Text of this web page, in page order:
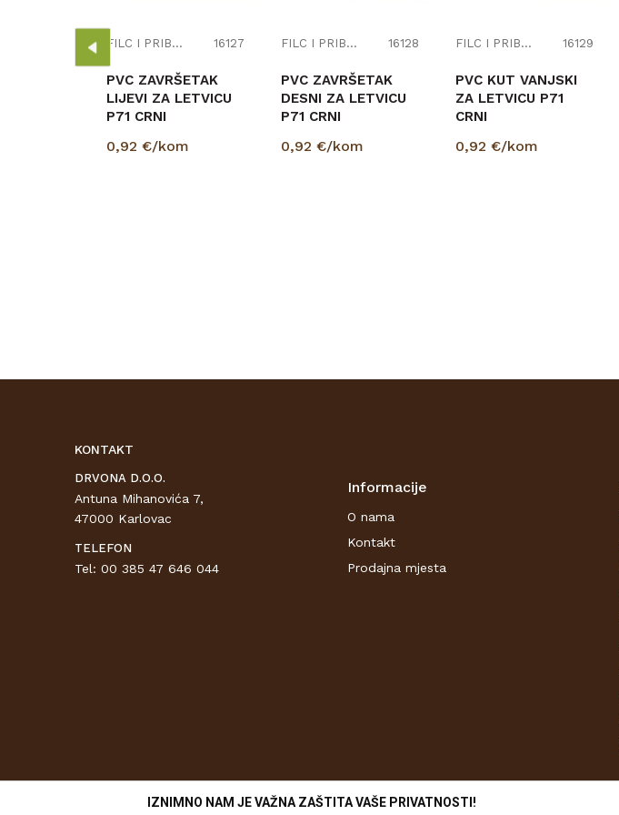
FILC I PRIBOR 16127
PVC ZAVRŠETAK
LIJEVI ZA LETVICU
P71 CRNI
0,92 €/kom
FILC I PRIBOR 16128
PVC ZAVRŠETAK
DESNI ZA LETVICU
P71 CRNI
0,92 €/kom
FILC I PRIBOR 16129
PVC KUT VANJSKI
ZA LETVICU P71
CRNI
0,92 €/kom
KONTAKT
DRVONA D.O.O.
Antuna Mihanovića 7,
47000 Karlovac
TELEFON
Tel: 00 385 47 646 044
Informacije
O nama
Kontakt
Prodajna mjesta
IZNIMNO NAM JE VAŽNA ZAŠTITA VAŠE PRIVATNOSTI!